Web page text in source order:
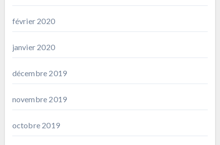
février 2020
janvier 2020
décembre 2019
novembre 2019
octobre 2019